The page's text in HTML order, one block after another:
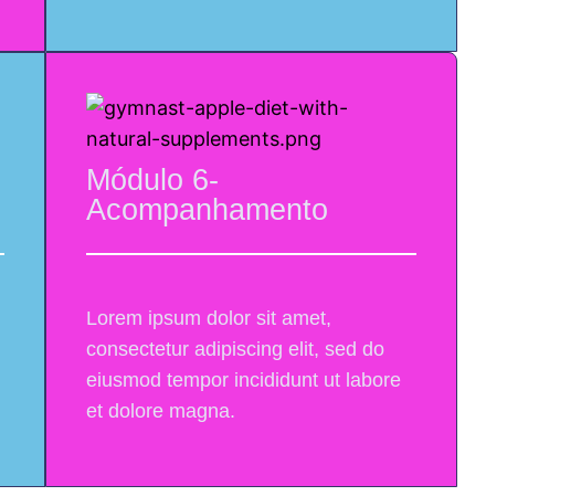
Módulo 6-
Acompanhamento
Lorem ipsum dolor sit amet,
consectetur adipiscing elit, sed do
eiusmod tempor incididunt ut labore
et dolore magna.